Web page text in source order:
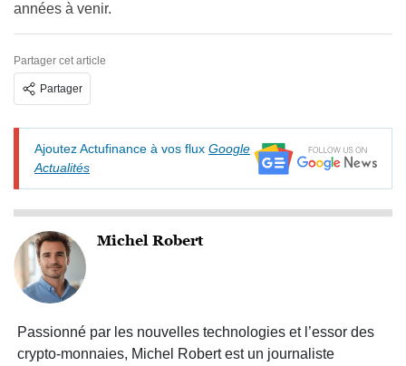
années à venir.
Partager cet article
Partager
Ajoutez Actufinance à vos flux Google
Actualités
Michel Robert
Passionné par les nouvelles technologies et l’essor des
crypto-monnaies, Michel Robert est un journaliste